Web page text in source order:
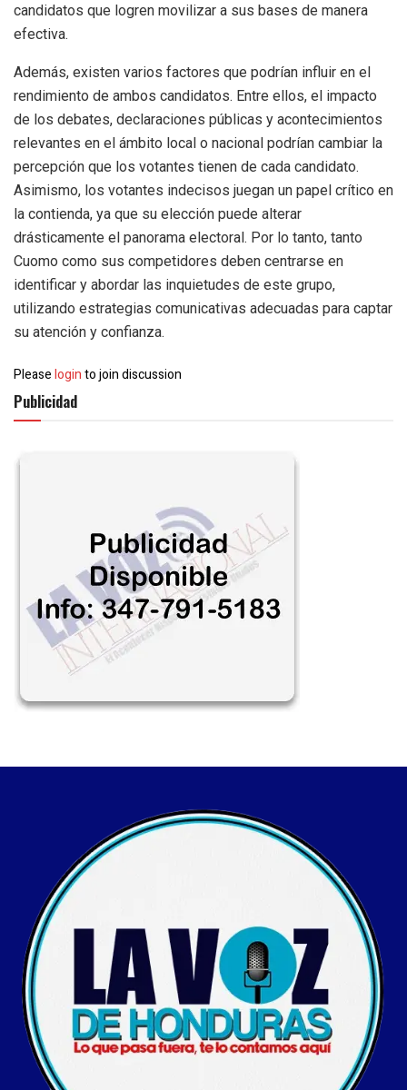
candidatos que logren movilizar a sus bases de manera
efectiva.
Además, existen varios factores que podrían influir en el
rendimiento de ambos candidatos. Entre ellos, el impacto
de los debates, declaraciones públicas y acontecimientos
relevantes en el ámbito local o nacional podrían cambiar la
percepción que los votantes tienen de cada candidato.
Asimismo, los votantes indecisos juegan un papel crítico en
la contienda, ya que su elección puede alterar
drásticamente el panorama electoral. Por lo tanto, tanto
Cuomo como sus competidores deben centrarse en
identificar y abordar las inquietudes de este grupo,
utilizando estrategias comunicativas adecuadas para captar
su atención y confianza.
Pleaseloginto join discussion
Publicidad